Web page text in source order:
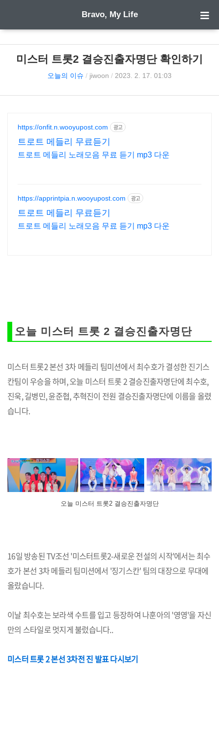
Bravo, My Life
미스터 트롯2 결승진출자명단 확인하기
오늘의 이슈 / jiwoon / 2023. 2. 17. 01:03
https://onfit.n.wooyupost.com 광고
트로트 메들리 무료듣기
트로트 메들리 노래모음 무료 듣기 mp3 다운
https://apprintpia.n.wooyupost.com 광고
트로트 메들리 무료듣기
트로트 메들리 노래모음 무료 듣기 mp3 다운
오늘 미스터 트롯 2 결승진출자명단
미스터 트롯2 본선 3차 메들리 팀미션에서 최수호가 결성한 진기스
칸팀이 우승을 하며, 오늘 미스터 트롯 2 결승진출자명단에 최수호,
진욱, 길병민, 윤준협, 추혁진이 전원 결승진출자명단에 이름을 올렸
습니다.
오늘 미스터 트롯2 결승진출자명단
16일 방송된 TV조선 '미스터트롯2-새로운 전설의 시작'에서는 최수
호가 본선 3차 메들리 팀미션에서 '징기스칸' 팀의 대장으로 무대에
올랐습니다.
이날 최수호는 보라색 수트를 입고 등장하여 나훈아의 '영영'을 자신
만의 스타일로 멋지게 불렀습니다..
미스터 트롯 2 본선 3차전 진 발표 다시보기